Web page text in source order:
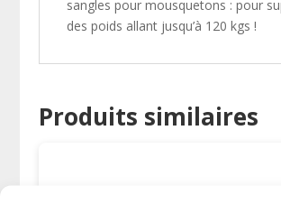
sangles pour mousquetons : pour
des poids allant jusqu’à 120 kgs !
Produits similaires